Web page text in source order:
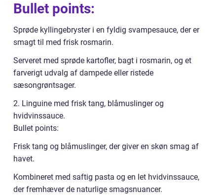
Bullet points:
Sprøde kyllingebryster i en fyldig svampesauce, der er
smagt til med frisk rosmarin.
Serveret med sprøde kartofler, bagt i rosmarin, og et
farverigt udvalg af dampede eller ristede
sæsongrøntsager.
2. Linguine med frisk tang, blåmuslinger og
hvidvinssauce.
Bullet points:
Frisk tang og blåmuslinger, der giver en skøn smag af
havet.
Kombineret med saftig pasta og en let hvidvinssauce,
der fremhæver de naturlige smagsnuancer.